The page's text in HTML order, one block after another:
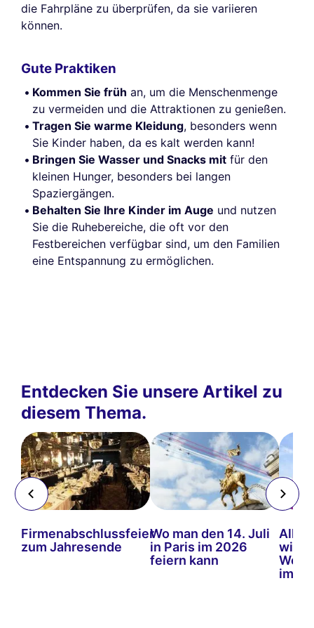
die Fahrpläne zu überprüfen, da sie variieren
können.
Gute Praktiken
Kommen Sie früh an, um die Menschenmenge
zu vermeiden und die Attraktionen zu genießen.
Tragen Sie warme Kleidung, besonders wenn
Sie Kinder haben, da es kalt werden kann!
Bringen Sie Wasser und Snacks mit für den
kleinen Hunger, besonders bei langen
Spaziergängen.
Behalten Sie Ihre Kinder im Auge und nutzen
Sie die Ruhebereiche, die oft vor den
Festbereichen verfügbar sind, um den Familien
eine Entspannung zu ermöglichen.
Entdecken Sie unsere Artikel zu
diesem Thema.
Firmenabschlussfeier
zum Jahresende
Wo man den 14. Juli
in Paris im 2026
feiern kann
im